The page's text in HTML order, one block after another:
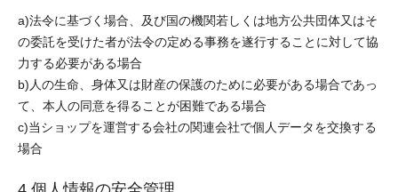
a)法令に基づく場合、及び国の機関若しくは地方公共団体又はそ
の委託を受けた者が法令の定める事務を遂行することに対して協
力する必要がある場合
b)人の生命、身体又は財産の保護のために必要がある場合であっ
て、本人の同意を得ることが困難である場合
c)当ショップを運営する会社の関連会社で個人データを交換する
場合